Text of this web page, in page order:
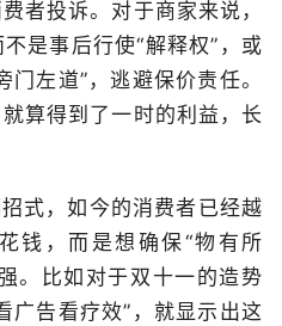
者投诉。对于商家来说，
是事后行使“解释权”，或
左道”，逃避保价责任。
算得到了一时的利益，长
式，如今的消费者已经越
钱，而是想确保“物有所
。比如对于双十一的造势
广告看疗效”，就显示出这